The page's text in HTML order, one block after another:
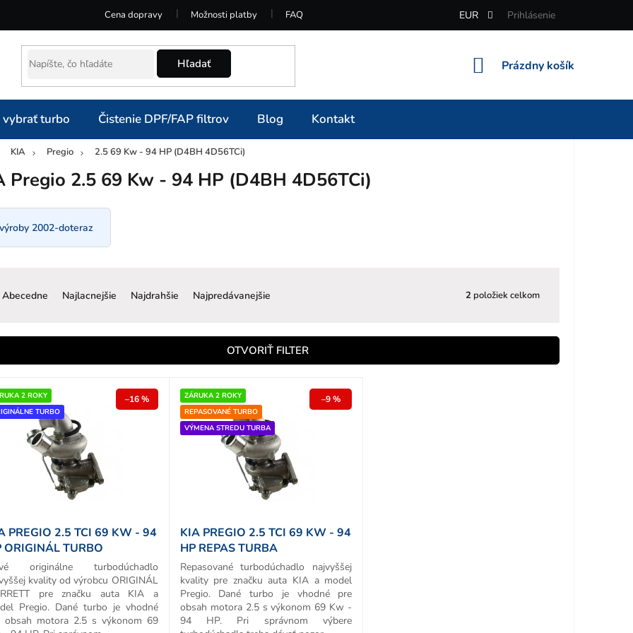
Cena dopravy Možnosti platby FAQ EUR Prihlásenie
Hľadať
NÁKUPNÝ
Prázdny košík
turbo Čistenie DPF/FAP filtrov Blog Kontakt
KIA Pregio 2.5 69 Kw - 94 HP (D4BH 4D56TCi)
Pregio 2.5 69 Kw - 94 HP (D4BH 4D56TCi)
2002-doteraz
Abecedne Najlacnejšie Najdrahšie Najpredávanejšie 2 položiek celkom
OTVORIŤ FILTER
2 ROKY
TURBO
–16 %
PREGIO 2.5 TCI 69 KW - 94
ORIGINÁL TURBO
originálne turbodúchadlo
kvality od výrobcu ORIGINÁL
pre značku auta KIA a
Pregio. Dané turbo je vhodné
obsah motora 2.5 s výkonom 69
ZÁRUKA 2 ROKY
REPASOVANÉ TURBO
VÝMENA STREDU TURBA
–9 %
KIA PREGIO 2.5 TCI 69 KW - 94
HP REPAS TURBA
Repasované turbodúchadlo najvyššej
kvality pre značku auta KIA a model
Pregio. Dané turbo je vhodné pre
obsah motora 2.5 s výkonom 69 Kw -
94 HP. Pri správnom výbere